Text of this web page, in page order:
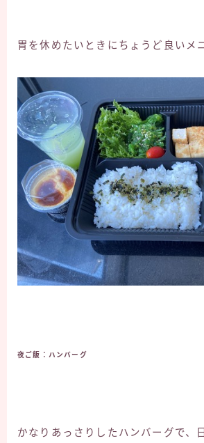
胃を休めたいときにちょうど良いメ
夜ご飯：ハンバーグ
かなりあっさりしたハンバーグで、